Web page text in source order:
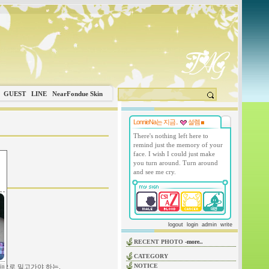
GUEST LINE NearFondue Skin
로 밀고가야 하는.
LonnieNa는 지금..
설렘
There's nothing left here to
remind just the memory of your
face. I wish I could just make
you turn around. Turn around
and see me cry.
logout login admin write
RECENT PHOTO -more..
CATEGORY
NOTICE